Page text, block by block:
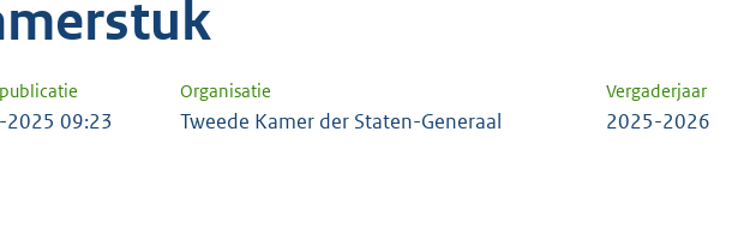
Organisatie Vergaderjaar
09:23 Tweede Kamer der Staten-Generaal 2025-2026